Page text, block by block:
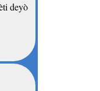
deyò